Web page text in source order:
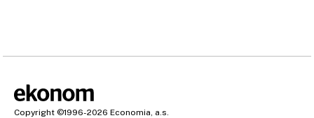
Copyright ©1996-2026 Economia, a.s.